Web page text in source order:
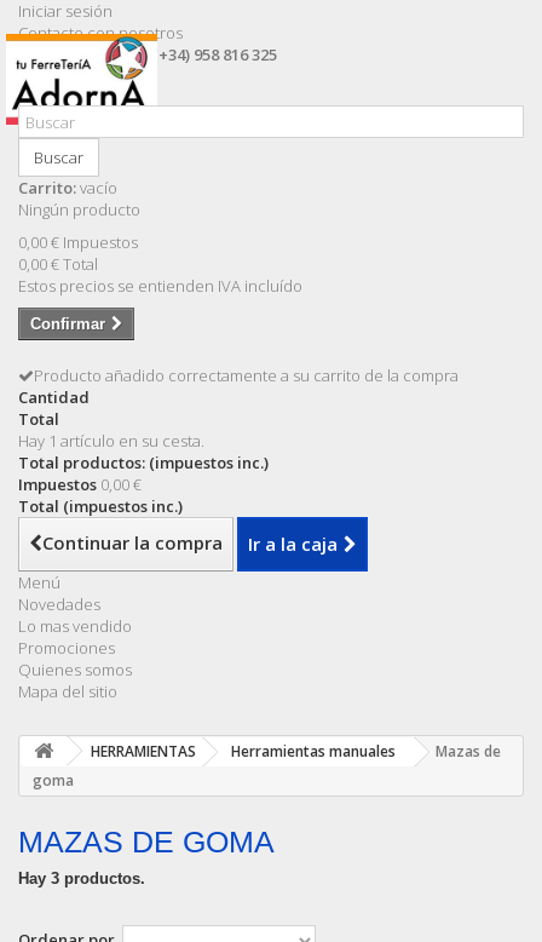
Iniciar sesión
Contacte con nosotros
Llámanos ahora: (+34) 958 816 325
Buscar
Carrito:vacío
Ningún producto
0,00 € Impuestos
0,00 €Total
Estos precios se entienden IVA incluído
Confirmar
Producto añadido correctamente a su carrito de la compra
Cantidad
Total
Hay 1 artículo en su cesta.
Total productos: (impuestos inc.)
Impuestos 0,00 €
Total (impuestos inc.)
Continuar la compra Ir a la caja
Menú
Novedades
Lo mas vendido
Promociones
Quienes somos
Mapa del sitio
HERRAMIENTAS Herramientas manuales
Mazas de
goma
MAZAS DE GOMA
Hay 3 productos.